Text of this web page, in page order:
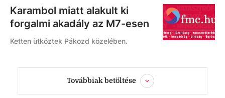
Karambol miatt alakult ki
forgalmi akadály az M7-esen
Ketten ütköztek Pákozd közelében.
Továbbiak betöltése